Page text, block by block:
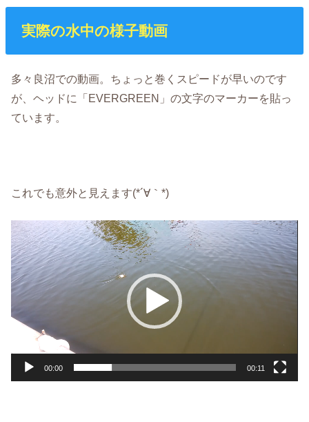
実際の水中の様子動画
多々良沼での動画。ちょっと巻くスピードが早いのです
が、ヘッドに「EVERGREEN」の文字のマーカーを貼っ
ています。
これでも意外と見えます(*´∀｀*)
動
画
プ
レ
ー
ヤ
ー
00:00 00:11